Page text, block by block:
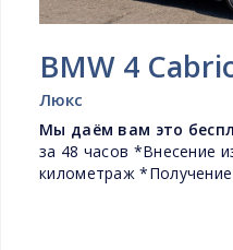
BMW 4
Люкс
Мы даём вам это
за 48 часов *Внесение
километраж